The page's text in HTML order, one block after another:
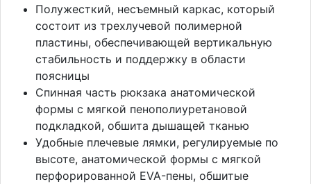
Полужесткий, несъемный каркас, который
состоит из трехлучевой полимерной
пластины, обеспечивающей вертикальную
стабильность и поддержку в области
поясницы
Спинная часть рюкзака анатомической
формы с мягкой пенополиуретановой
подкладкой, обшита дышащей тканью
Удобные плечевые лямки, регулируемые по
высоте, анатомической формы с мягкой
перфорированной EVA-пены, обшитые